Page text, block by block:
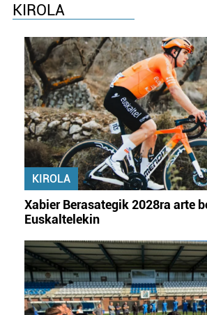
KIROLA
KIROLA
Xabier Berasategik 2028ra arte
Euskaltelekin